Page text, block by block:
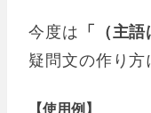
今度は 「（主
疑問文の作り方
【使用例】